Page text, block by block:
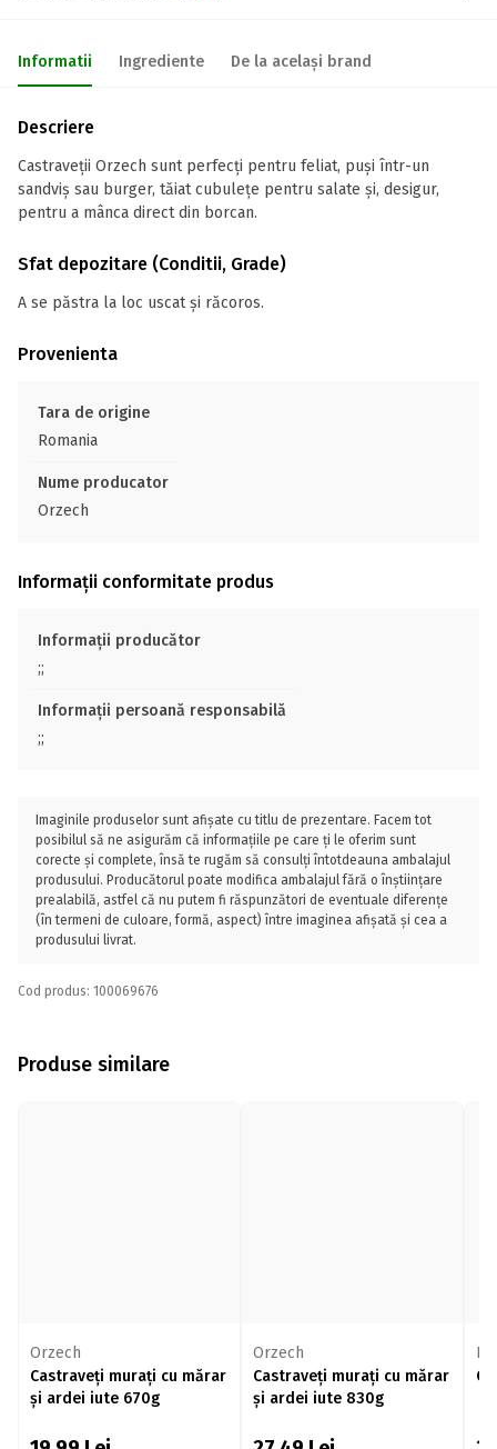
Informatii Ingrediente De la același brand
Descriere
Castraveții Orzech sunt perfecți pentru feliat, puși într-un
sandviș sau burger, tăiat cubulețe pentru salate și, desigur,
pentru a mânca direct din borcan.
Sfat depozitare (Conditii, Grade)
A se păstra la loc uscat și răcoros.
Provenienta
Tara de origine
Romania
Nume producator
Orzech
Informații conformitate produs
Informații producător
;;
Informații persoană responsabilă
;;
Imaginile produselor sunt afișate cu titlu de prezentare. Facem tot
posibilul să ne asigurăm că informațiile pe care ți le oferim sunt
corecte și complete, însă te rugăm să consulți întotdeauna ambalajul
produsului. Producătorul poate modifica ambalajul fără o înștiințare
prealabilă, astfel că nu putem fi răspunzători de eventuale diferențe
(în termeni de culoare, formă, aspect) între imaginea afișată și cea a
produsului livrat.
Cod produs: 100069676
Produse similare
Orzech
Castraveți murați cu mărar
și ardei iute 670g
Orzech
Castraveți murați cu mărar
și ardei iute 830g